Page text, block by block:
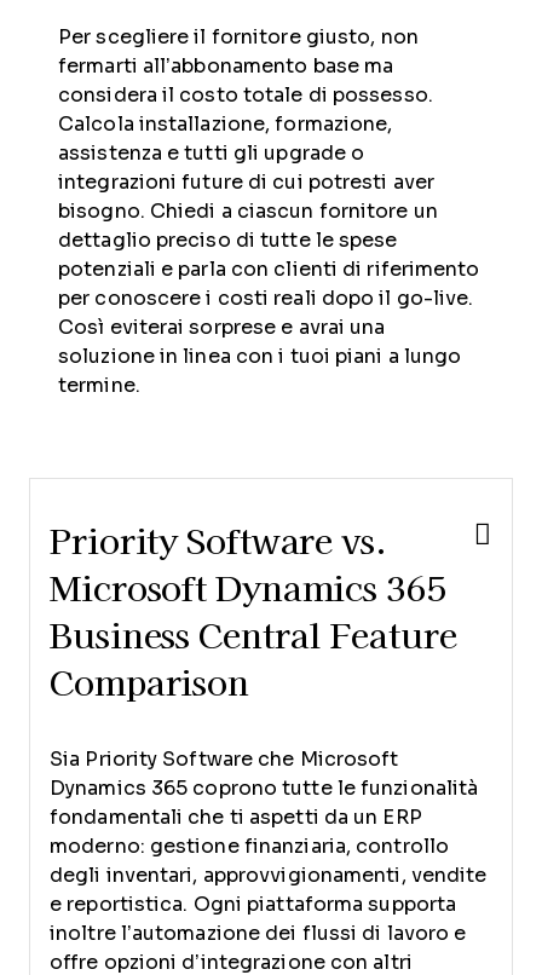
Per scegliere il fornitore giusto, non
fermarti all’abbonamento base ma
considera il costo totale di possesso.
Calcola installazione, formazione,
assistenza e tutti gli upgrade o
integrazioni future di cui potresti aver
bisogno. Chiedi a ciascun fornitore un
dettaglio preciso di tutte le spese
potenziali e parla con clienti di riferimento
per conoscere i costi reali dopo il go-live.
Così eviterai sorprese e avrai una
soluzione in linea con i tuoi piani a lungo
termine.
Priority Software vs.
Microsoft Dynamics 365
Business Central Feature
Comparison
Sia Priority Software che Microsoft
Dynamics 365 coprono tutte le funzionalità
fondamentali che ti aspetti da un ERP
moderno: gestione finanziaria, controllo
degli inventari, approvvigionamenti, vendite
e reportistica. Ogni piattaforma supporta
inoltre l’automazione dei flussi di lavoro e
offre opzioni d’integrazione con altri